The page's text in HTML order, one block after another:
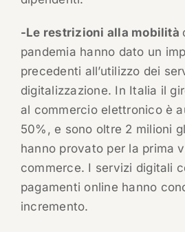
-Le restrizioni alla mobilità
pandemia hanno dato un
precedenti all’utilizzo dei
digitalizzazione. In Italia il
al commercio elettronico è
50%, e sono oltre 2 milioni
hanno provato per la prima
commerce. I servizi digitali
pagamenti online hanno
incremento.